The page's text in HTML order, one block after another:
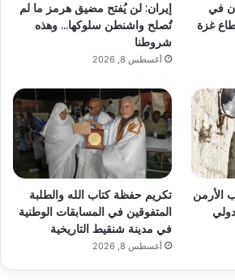
في
غزة
إيران: لن يُفتح مضيق هرمز ما لم
تُصلح واشنطن سلوكها… وهذه
شروطنا
أغسطس 8, 2026
الأرمن
تكريم حفظة كتاب الله والطلبة
المتفوقين في المسابقات الوطنية
في مدينة شنقيط التاريخية
أغسطس 8, 2026